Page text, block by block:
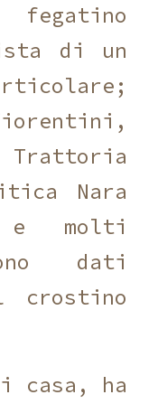
di un
Trattoria
Nara
e molti
dati
casa, ha